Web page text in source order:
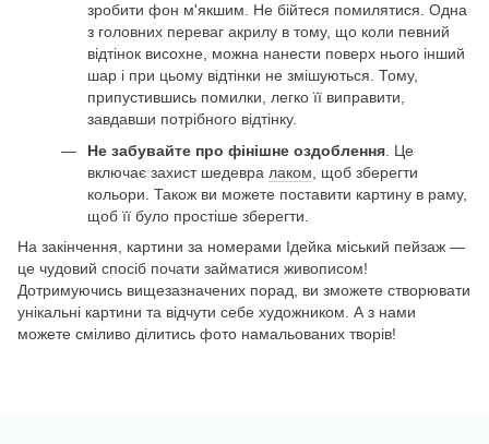
зробити фон м'якшим. Не бійтеся помилятися. Одна
з головних переваг акрилу в тому, що коли певний
відтінок висохне, можна нанести поверх нього інший
шар і при цьому відтінки не змішуються. Тому,
припустившись помилки, легко її виправити,
завдавши потрібного відтінку.
Не забувайте про фінішне оздоблення . Це
включає захист шедевра лаком , щоб зберегти
кольори. Також ви можете поставити картину в раму,
щоб її було простіше зберегти.
На закінчення, картини за номерами Ідейка міський пейзаж —
це чудовий спосіб почати займатися живописом!
Дотримуючись вищезазначених порад, ви зможете створювати
унікальні картини та відчути себе художником. А з нами
можете сміливо ділитись фото намальованих творів!